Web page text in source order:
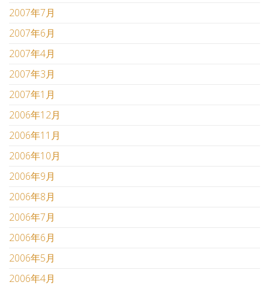
2007年7月
2007年6月
2007年4月
2007年3月
2007年1月
2006年12月
2006年11月
2006年10月
2006年9月
2006年8月
2006年7月
2006年6月
2006年5月
2006年4月